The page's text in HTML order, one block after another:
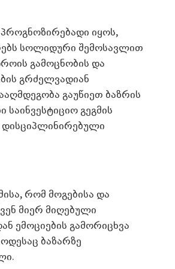
იყოს,
სოლიდური შემოსავლით
გამოცნობის და
გრძელვადიან
გაუწიეთ ბაზრის
გეგმის
რომ მოგებისა და
მიერ მიღებული
ემოციების გამორიცხვა
ბაზარზე